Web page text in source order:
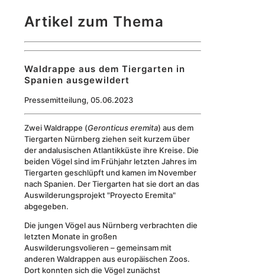
Artikel zum Thema
Waldrappe aus dem Tiergarten in
Spanien ausgewildert
Pressemitteilung, 05.06.2023
Zwei Waldrappe (Geronticus eremita) aus dem
Tiergarten Nürnberg ziehen seit kurzem über
der andalusischen Atlantikküste ihre Kreise. Die
beiden Vögel sind im Frühjahr letzten Jahres im
Tiergarten geschlüpft und kamen im November
nach Spanien. Der Tiergarten hat sie dort an das
Auswilderungsprojekt "Proyecto Eremita"
abgegeben.
Die jungen Vögel aus Nürnberg verbrachten die
letzten Monate in großen
Auswilderungsvolieren – gemeinsam mit
anderen Waldrappen aus europäischen Zoos.
Dort konnten sich die Vögel zunächst